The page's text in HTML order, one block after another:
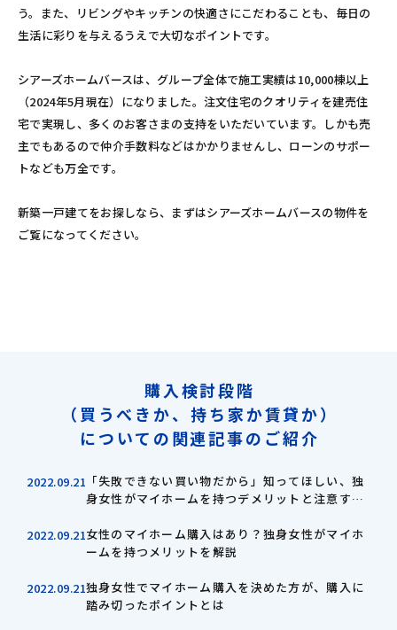
う。また、リビングやキッチンの快適さにこだわることも、毎日の
生活に彩りを与えるうえで大切なポイントです。
シアーズホームバースは、グループ全体で施工実績は10,000棟以上
（2024年5月現在）になりました。注文住宅のクオリティを建売住
宅で実現し、多くのお客さまの支持をいただいています。しかも売
主でもあるので仲介手数料などはかかりませんし、ローンのサポー
トなども万全です。
新築一戸建てをお探しなら、まずはシアーズホームバースの物件を
ご覧になってください。
購入検討段階
（買うべきか、持ち家か賃貸か）
についての関連記事のご紹介
2022.09.21 「失敗できない買い物だから」知ってほしい、独
身女性がマイホームを持つデメリットと注意すべ
2022.09.21女性のマイホーム購入はあり？独身女性がマイホ
ームを持つメリットを解説
2022.09.21独身女性でマイホーム購入を決めた方が、購入に
踏み切ったポイントとは